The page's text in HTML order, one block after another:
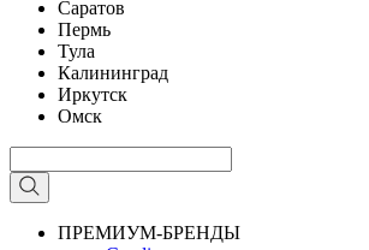
Саратов
Пермь
Тула
Калининград
Иркутск
Омск
ПРЕМИУМ-БРЕНДЫ